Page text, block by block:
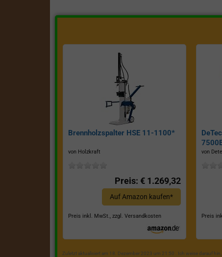
Brennholzspalter HSE 11-1100*
von Holzkraft
Preis: € 1.269,32
Auf Amazon kaufen*
Preis inkl. MwSt., zzgl. Versandkosten
von
Preis
Zuletzt aktualisiert am 18. Dezember 2023 um 21:50 . Ich weise darauf